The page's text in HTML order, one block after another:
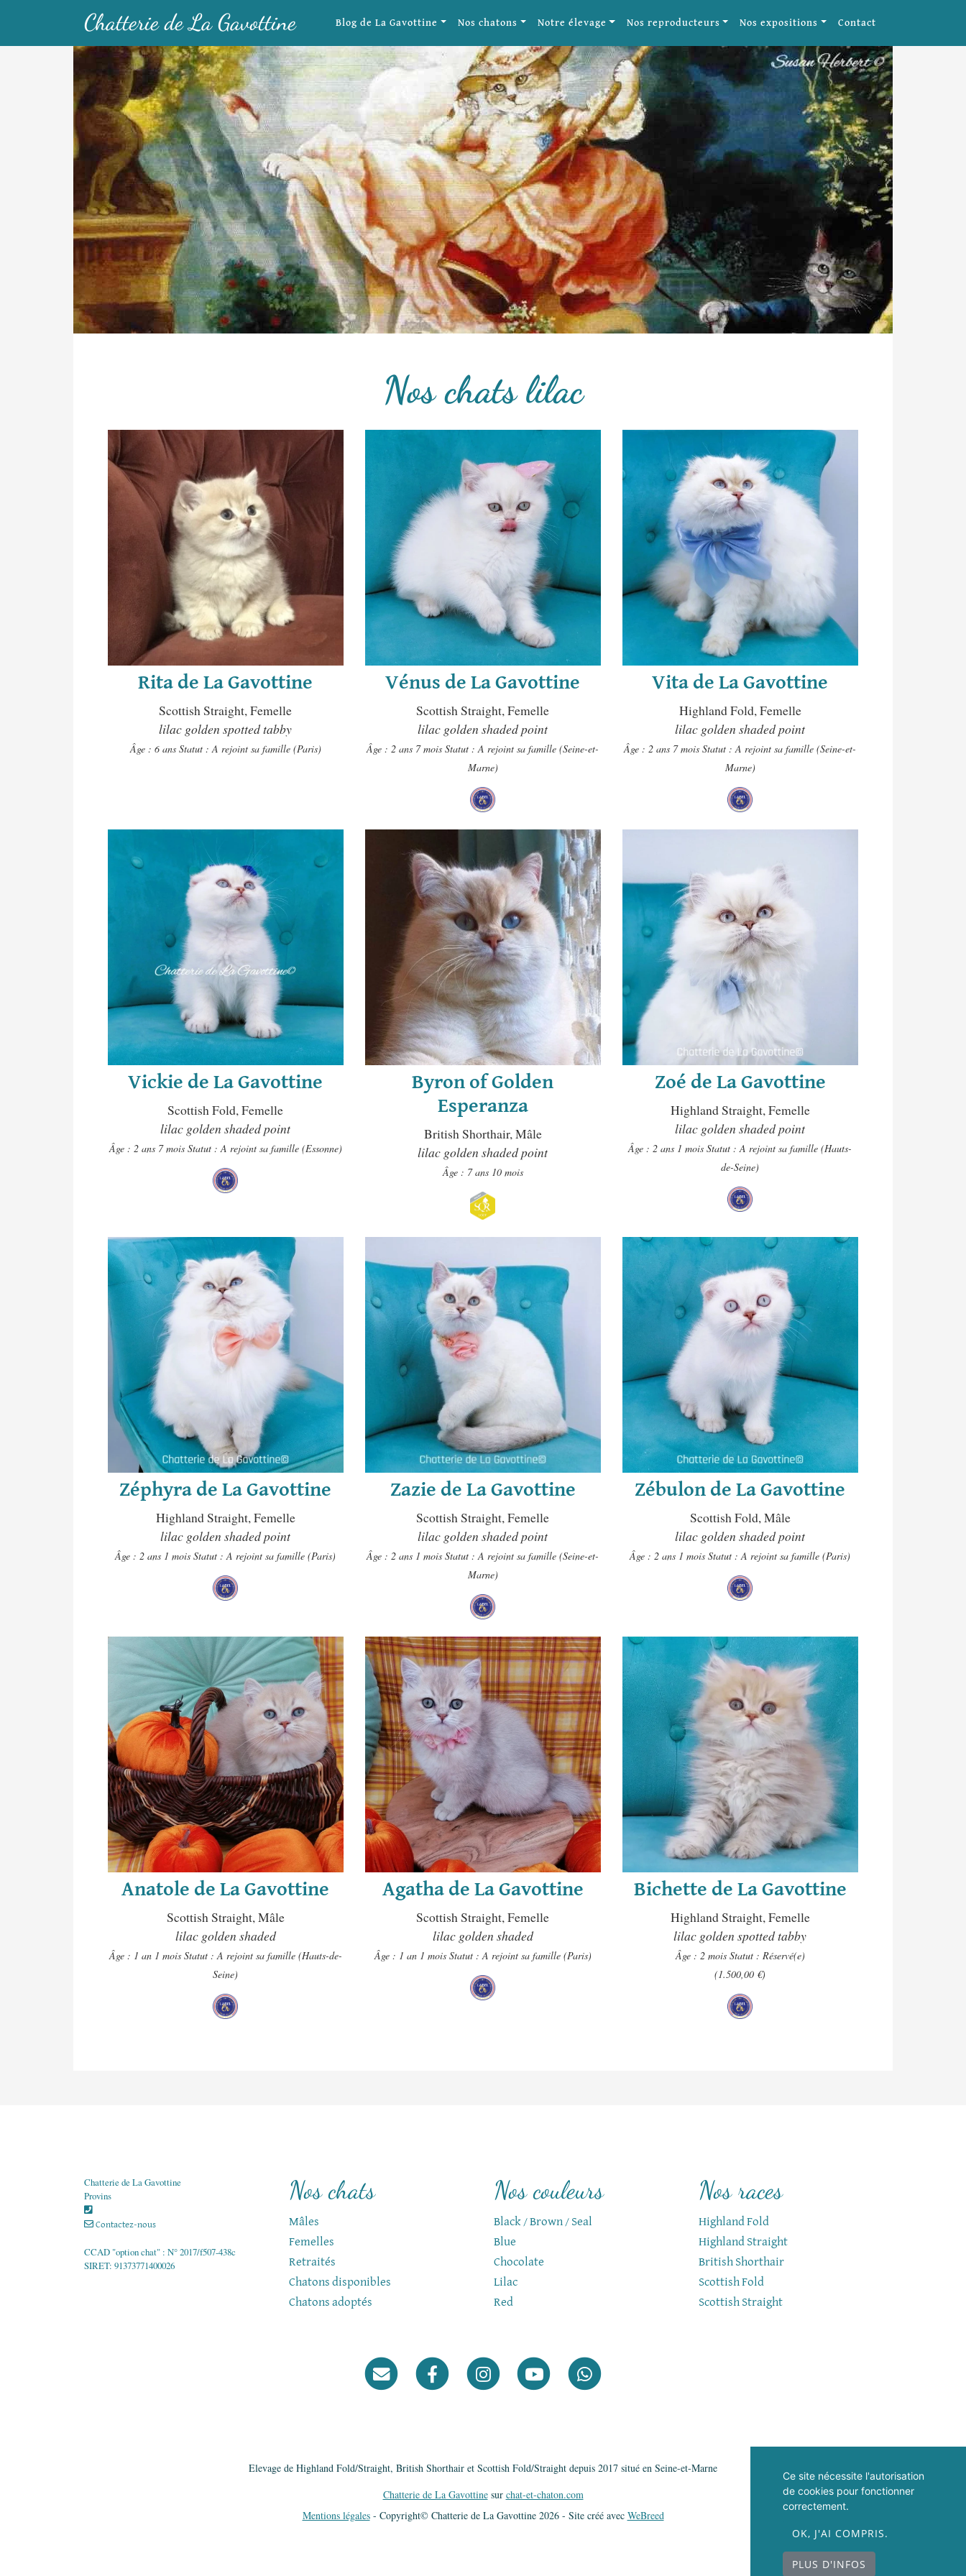
Chatterie de La Gavottine Blog de La Gavottine Nos chatons Notre élevage Nos reproducteurs Nos expositions Contact
Nos chats lilac
Rita de La Gavottine
Scottish Straight, Femelle
lilac golden spotted tabby
Âge : 6 ans Statut : A rejoint sa famille (Paris)
Vénus de La Gavottine
Scottish Straight, Femelle
lilac golden shaded point
Âge : 2 ans 7 moisStatut : A rejoint sa famille (Seine-et-
Marne)
Vita de La Gavottine
Highland Fold, Femelle
lilac golden shaded point
Âge : 2 ans 7 moisStatut : A rejoint sa famille (Seine-et-
Marne)
Vickie de La Gavottine
Scottish Fold, Femelle
lilac golden shaded point
Âge : 2 ans 7 mois Statut : A rejoint sa famille (Essonne)
Byron of Golden
Esperanza
British Shorthair, Mâle
lilac golden shaded point
Âge : 7 ans 10 mois
Zoé de La Gavottine
Highland Straight, Femelle
lilac golden shaded point
Âge : 2 ans 1 moisStatut : A rejoint sa famille (Hauts-
de-Seine)
Zéphyra de La Gavottine
Highland Straight, Femelle
lilac golden shaded point
Âge : 2 ans 1 moisStatut : A rejoint sa famille (Paris)
Zazie de La Gavottine
Scottish Straight, Femelle
lilac golden shaded point
Âge : 2 ans 1 moisStatut : A rejoint sa famille (Seine-et-
Marne)
Zébulon de La Gavottine
Scottish Fold, Mâle
lilac golden shaded point
Âge : 2 ans 1 moisStatut : A rejoint sa famille (Paris)
Anatole de La Gavottine
Scottish Straight, Mâle
lilac golden shaded
Âge : 1 an 1 mois Statut : A rejoint sa famille (Hauts-de-
Seine)
Agatha de La Gavottine
Scottish Straight, Femelle
lilac golden shaded
Âge : 1 an 1 mois Statut : A rejoint sa famille (Paris)
Bichette de La Gavottine
Highland Straight, Femelle
lilac golden spotted tabby
Âge : 2 mois Statut : Réservé(e)
(1.500,00 €)
Chatterie de La Gavottine
Provins
Contactez-nous
CCAD "option chat" : N° 2017/f507-438c
SIRET: 91373771400026
Nos chats
Mâles
Femelles
Retraités
Chatons disponibles
Chatons adoptés
Nos couleurs
Black / Brown / Seal
Blue
Chocolate
Lilac
Red
Nos races
Highland Fold
Highland Straight
British Shorthair
Scottish Fold
Scottish Straight
Elevage de Highland Fold/Straight, British Shorthair et Scottish Fold/Straight depuis 2017 situé en Seine-et-Marne
Chatterie de La Gavottinesur chat-et-chaton.com
Mentions légales- Copyright© Chatterie de La Gavottine 2026 - Site créé avec WeBreed
Ce site nécessite l'autorisation
de cookies pour fonctionner
correctement.
OK, J'AI COMPRIS.
PLUS D'INFOS